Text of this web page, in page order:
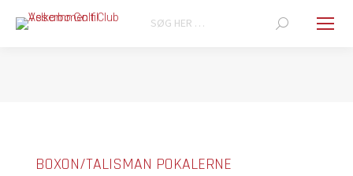
Search:
BOXON/TALISMAN POKALERNE